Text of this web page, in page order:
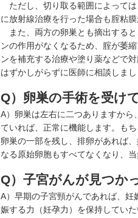
ただし、切り取る範囲によって
に放射線治療を行った場合も腟粘
また、両方の卵巣とも摘出する
ンの作用がなくなるため、腟が萎
ンを補充する治療や塗り薬などで
はずかしがらずに医師に相談しまし
Q）卵巣の手術を受け
A）卵巣は左右に二つありますか
ていれば、正常に機能します。も
卵巣の一部を残し、排卵があれば
なる原始卵胞もすべてなくなり、
Q）子宮がんが見つか
A）早期の子宮頸がんであれば、
娠する力（妊孕力）を保持してい